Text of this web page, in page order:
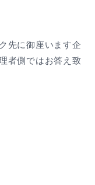
先に御座います企
者側ではお答え致